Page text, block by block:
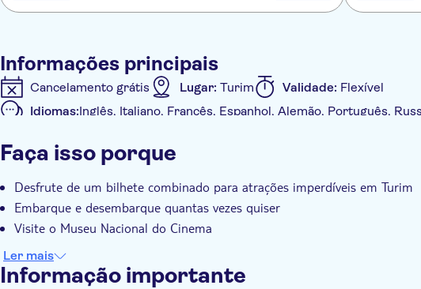
Informações principais
Cancelamento grátis Lugar: Turim Validade: Flexível
Idiomas:Inglês, Italiano, Francês, Espanhol, Alemão, Português,
Confirmação instantânea
Faça isso porque
Desfrute de um bilhete combinado para atrações imperdíveis em Turim
Embarque e desembarque quantas vezes quiser
Visite o Museu Nacional do Cinema
Ler mais
Informação importante